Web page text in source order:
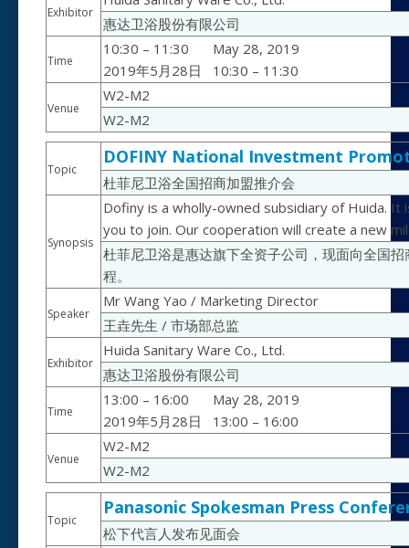
Exhibitor
惠达卫浴股份有限公司
Time
10:30 – 11:30
May 28, 2019
2019年5月28日
10:30 – 11:30
Venue
W2-M2
W2-M2
Topic
DOFINY National Investment
杜菲尼卫浴全国招商加盟推介会
Synopsis
Dofiny is a wholly-owned subsidiary of Huida.
you to join. Our cooperation will create a new
杜菲尼卫浴是惠达旗下全资子公司，现面向全国
程。
Speaker
Mr Wang Yao / Marketing Director
王垚先生 / 市场部总监
Exhibitor
Huida Sanitary Ware Co., Ltd.
惠达卫浴股份有限公司
Time
13:00 – 16:00
May 28, 2019
2019年5月28日
13:00 – 16:00
Venue
W2-M2
W2-M2
Topic
Panasonic Spokesman Press
松下代言人发布见面会